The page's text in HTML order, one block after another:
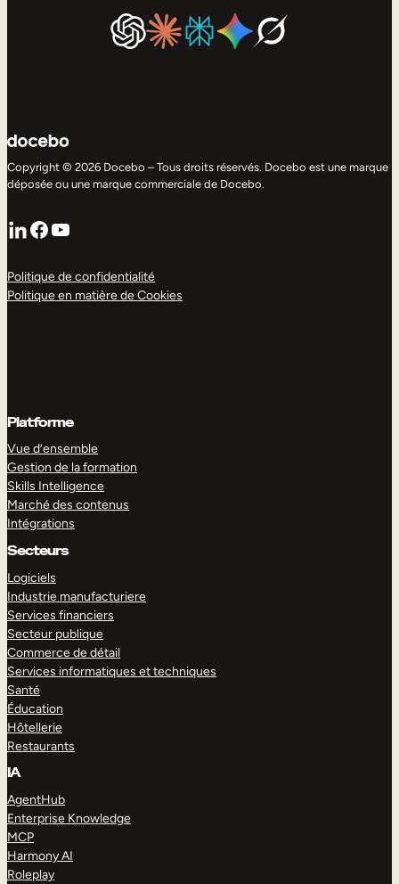
Copyright © 2026 Docebo – Tous droits réservés. Docebo est une marque
déposée ou une marque commerciale de Docebo.
LinkedIn
Facebook
YouTube
Politique de confidentialité
Politique en matière de Cookies
Platforme
Vue d’ensemble
Gestion de la formation
Skills Intelligence
Marché des contenus
Intégrations
Secteurs
Logiciels
Industrie manufacturiere
Services financiers
Secteur publique
Commerce de détail
Services informatiques et techniques
Santé
Éducation
Hôtellerie
Restaurants
IA
AgentHub
Enterprise Knowledge
MCP
Harmony AI
Roleplay